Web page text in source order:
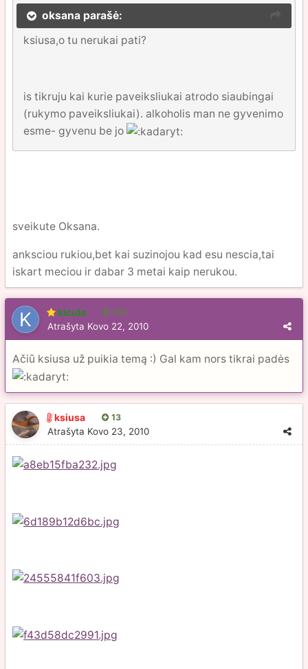
oksana parašė:
ksiusa,o tu nerukai pati?
is tikruju kai kurie paveiksliukai atrodo siaubingai
(rukymo paveiksliukai). alkoholis man ne gyvenimo
esme- gyvenu be jo
sveikute Oksana.
anksciou rukiou,bet kai suzinojou kad esu nescia,tai
iskart meciou ir dabar 3 metai kaip nerukou.
kicule 104
Atrašyta Kovo 22, 2010
Ačiū ksiusa už puikia temą :) Gal kam nors tikrai padės
ksiusa 13
Atrašyta Kovo 23, 2010